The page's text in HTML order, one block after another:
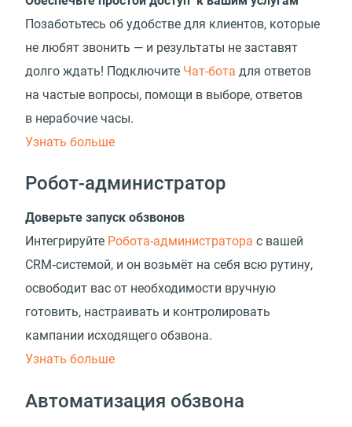
Позаботьтесь об удобстве для клиентов, которые
не любят звонить — и результаты не заставят
долго ждать! Подключите Чат-бота для ответов
на частые вопросы, помощи в выборе, ответов
в нерабочие часы.
Узнать больше
Робот-администратор
Доверьте запуск обзвонов
Интегрируйте Робота-администратора с вашей
CRM‑системой, и он возьмёт на себя всю рутину,
освободит вас от необходимости вручную
готовить, настраивать и контролировать
кампании исходящего обзвона.
Узнать больше
Автоматизация обзвона